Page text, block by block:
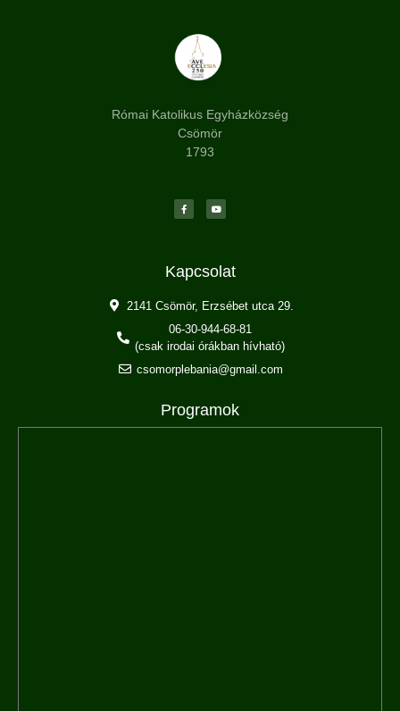
Római Katolikus Egyházközség
Csömör
1793
Kapcsolat
2141 Csömör, Erzsébet utca 29.
06-30-944-68-81
(csak irodai órákban hívható)
csomorplebania@gmail.com
Programok